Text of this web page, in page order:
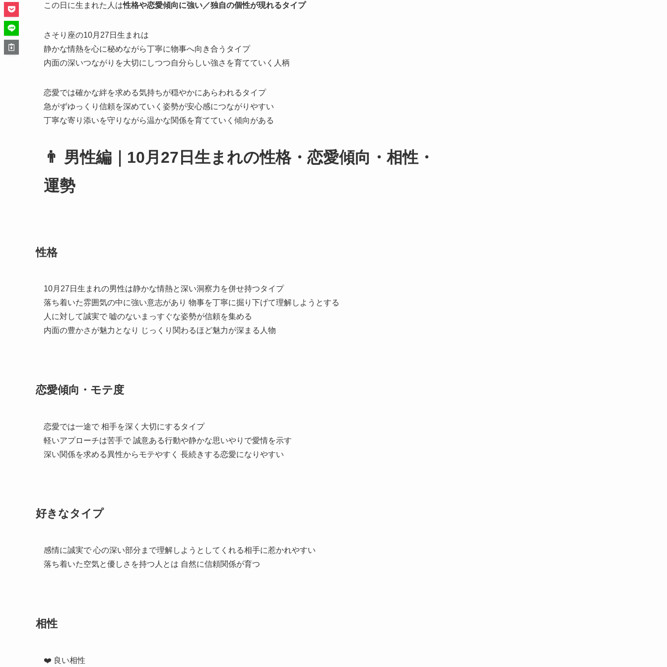
この日に生まれた人は性格や恋愛傾向に強い／独自の個性が現れるタイプ
さそり座の10月27日生まれは
静かな情熱を心に秘めながら丁寧に物事へ向き合うタイプ
内面の深いつながりを大切にしつつ自分らしい強さを育てていく人柄
恋愛では確かな絆を求める気持ちが穏やかにあらわれるタイプ
急がずゆっくり信頼を深めていく姿勢が安心感につながりやすい
丁寧な寄り添いを守りながら温かな関係を育てていく傾向がある
👨 男性編｜10月27日生まれの性格・恋愛傾向・相性・
運勢
性格
10月27日生まれの男性は静かな情熱と深い洞察力を併せ持つタイプ
落ち着いた雰囲気の中に強い意志があり 物事を丁寧に掘り下げて理解しようとする
人に対して誠実で 嘘のないまっすぐな姿勢が信頼を集める
内面の豊かさが魅力となり じっくり関わるほど魅力が深まる人物
恋愛傾向・モテ度
恋愛では一途で 相手を深く大切にするタイプ
軽いアプローチは苦手で 誠意ある行動や静かな思いやりで愛情を示す
深い関係を求める異性からモテやすく 長続きする恋愛になりやすい
好きなタイプ
感情に誠実で 心の深い部分まで理解しようとしてくれる相手に惹かれやすい
落ち着いた空気と優しさを持つ人とは 自然に信頼関係が育つ
相性
❤️ 良い相性